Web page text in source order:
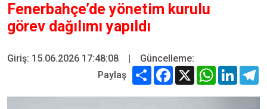
Fenerbahçe’de yönetim kurulu
görev dağılımı yapıldı
Giriş: 15.06.2026 17:48:08 |
Güncelleme:
Paylaş
Share Facebook
X WhatsApp